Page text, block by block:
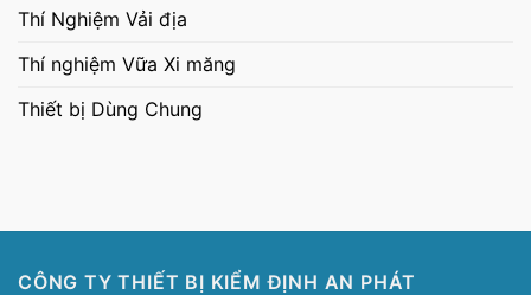
Thí Nghiệm Vải địa
Thí nghiệm Vữa Xi măng
Thiết bị Dùng Chung
CÔNG TY THIẾT BỊ KIỂM ĐỊNH AN PHÁT